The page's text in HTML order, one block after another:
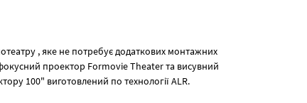
, яке не потребує додаткових монтажних
проектор Formovie Theater та висувний
100" виготовлений по технології ALR.